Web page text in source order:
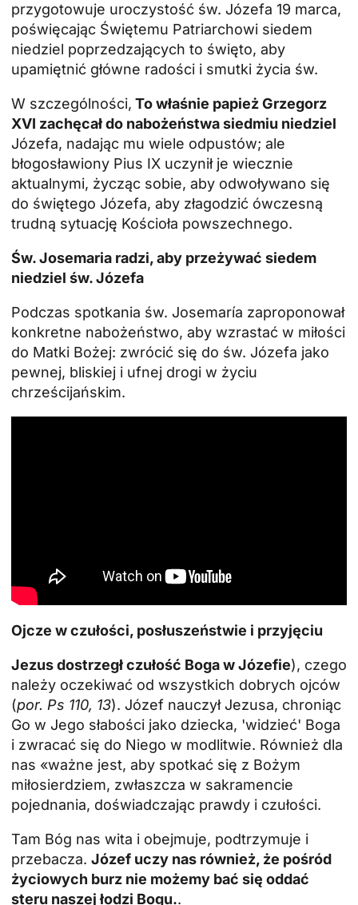
przygotowuje uroczystość św. Józefa 19 marca,
poświęcając Świętemu Patriarchowi siedem
niedziel poprzedzających to święto, aby
upamiętnić główne radości i smutki życia św.
W szczególności, To właśnie papież Grzegorz
XVI zachęcał do nabożeństwa siedmiu niedziel
Józefa, nadając mu wiele odpustów; ale
błogosławiony Pius IX uczynił je wiecznie
aktualnymi, życząc sobie, aby odwoływano się
do świętego Józefa, aby złagodzić ówczesną
trudną sytuację Kościoła powszechnego.
Św. Josemaria radzi, aby przeżywać siedem
niedziel św. Józefa
Podczas spotkania św. Josemaría zaproponował
konkretne nabożeństwo, aby wzrastać w miłości
do Matki Bożej: zwrócić się do św. Józefa jako
pewnej, bliskiej i ufnej drogi w życiu
chrześcijańskim.
Ojcze w czułości, posłuszeństwie i przyjęciu
Jezus dostrzegł czułość Boga w Józefie), czego
należy oczekiwać od wszystkich dobrych ojców
(por. Ps 110, 13). Józef nauczył Jezusa, chroniąc
Go w Jego słabości jako dziecka, 'widzieć' Boga
i zwracać się do Niego w modlitwie. Również dla
nas «ważne jest, aby spotkać się z Bożym
miłosierdziem, zwłaszcza w sakramencie
pojednania, doświadczając prawdy i czułości.
Tam Bóg nas wita i obejmuje, podtrzymuje i
przebacza. Józef uczy nas również, że pośród
życiowych burz nie możemy bać się oddać
steru naszej łodzi Bogu..